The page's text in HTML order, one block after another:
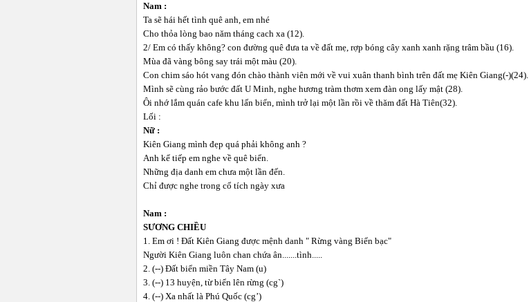
Nam :
Ta sẽ hái hết tình quê anh, em nhé
Cho thỏa lòng bao năm tháng cach xa (12).
2/ Em có thấy không? con đường quê đưa ta về đất mẹ, rợp bóng cây xanh xanh rặng trâm bầu (16).
Mùa đã vàng bông say trái một màu (20).
Con chim sáo hót vang đón chào thành viên mới về vui xuân thanh bình trên đất mẹ Kiên Giang(-)(24).
Mình sẽ cùng rảo bước đất U Minh, nghe hương tràm thơm xem đàn ong lấy mật (28).
Ôi nhớ lắm quán cafe khu lấn biển, mình trở lại một lần rồi về thăm đất Hà Tiên(32).
Lối :
Nữ :
Kiên Giang mình đẹp quá phải không anh ?
Anh kể tiếp em nghe về quê biển.
Những địa danh em chưa một lần đến.
Chỉ được nghe trong cổ tích ngày xưa
Nam :
SƯƠNG CHIỀU
1. Em ơi ! Đất Kiên Giang được mệnh danh " Rừng vàng Biển bạc"
Người Kiên Giang luôn chan chứa ân.......tình.....
2. (--) Đất biển miền Tây Nam (u)
3. (--) 13 huyện, từ biển lên rừng (cg`)
4. (--) Xa nhất là Phú Quốc (cg’)